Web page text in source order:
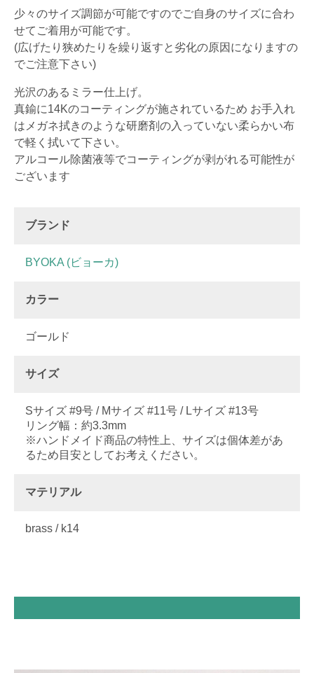
少々のサイズ調節が可能ですのでご自身のサイズに合わ
せてご着用が可能です。
(広げたり狭めたりを繰り返すと劣化の原因になりますの
でご注意下さい)
光沢のあるミラー仕上げ。
真鍮に14Kのコーティングが施されているため お手入れ
はメガネ拭きのような研磨剤の入っていない柔らかい布
で軽く拭いて下さい。
アルコール除菌液等でコーティングが剥がれる可能性が
ございます
ブランド
BYOKA (ビョーカ)
カラー
ゴールド
サイズ
Sサイズ #9号 / Mサイズ #11号 / Lサイズ #13号
リング幅：約3.3mm
※ハンドメイド商品の特性上、サイズは個体差があ
るため目安としてお考えください。
マテリアル
brass / k14